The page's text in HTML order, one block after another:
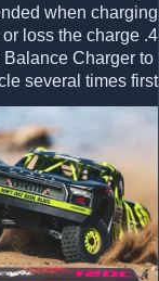
when charging.
or loss the charge
Charger to
several times first.